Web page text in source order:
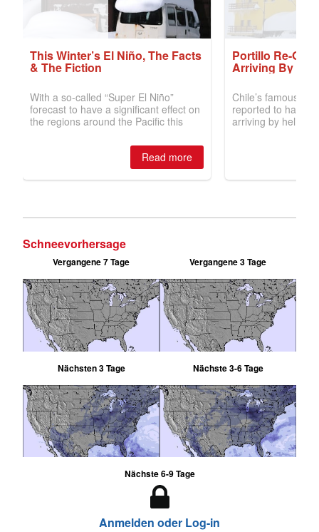
Schneevorhersage
Vergangene 7 Tage Vergangene 3 Tage
Nächsten 3 Tage Nächste 3-6 Tage
Nächste 6-9 Tage
Anmelden oder Log-in